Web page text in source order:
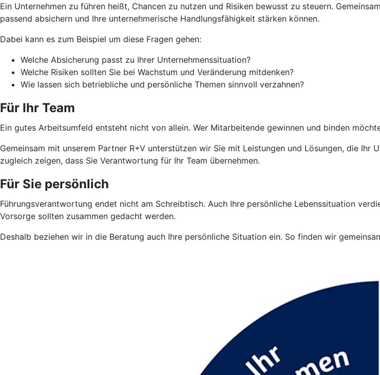
Ein Unternehmen zu führen heißt, Chancen zu nutzen und Risiken bewusst zu steuern.
passend absichern und Ihre unternehmerische Handlungsfähigkeit stärken können.
Dabei kann es zum Beispiel um diese Fragen gehen:
Welche Absicherung passt zu Ihrer Unternehmenssituation?
Welche Risiken sollten Sie bei Wachstum und Veränderung mitdenken?
Wie lassen sich betriebliche und persönliche Themen sinnvoll verzahnen?
Für Ihr Team
Ein gutes Arbeitsumfeld entsteht nicht von allein. Wer Mitarbeitende gewinnen und binden
Gemeinsam mit unserem Partner R+V unterstützen wir Sie mit Leistungen und Lösungen, die
zugleich zeigen, dass Sie Verantwortung für Ihr Team übernehmen.
Für Sie persönlich
Führungsverantwortung endet nicht am Schreibtisch. Auch Ihre persönliche Lebenssituation
Vorsorge sollten zusammen gedacht werden.
Deshalb beziehen wir in die Beratung auch Ihre persönliche Situation ein. So finden wir